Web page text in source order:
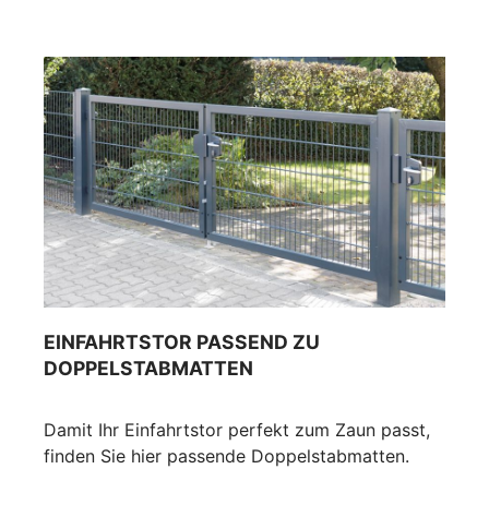
EINFAHRTSTOR PASSEND ZU
DOPPELSTABMATTEN
Damit Ihr Einfahrtstor perfekt zum Zaun passt,
finden Sie hier passende Doppelstabmatten.